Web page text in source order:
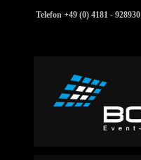
Telefon +49 (0) 4181 - 928930